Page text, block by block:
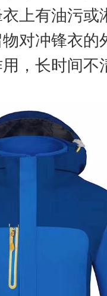
上有油污或
对冲锋衣的
，长时间不